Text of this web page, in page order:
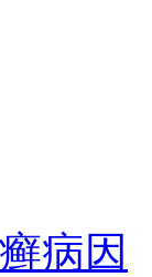
病因